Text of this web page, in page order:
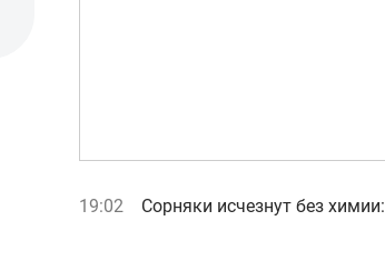
19:02
Сорняки исчезнут без химии: